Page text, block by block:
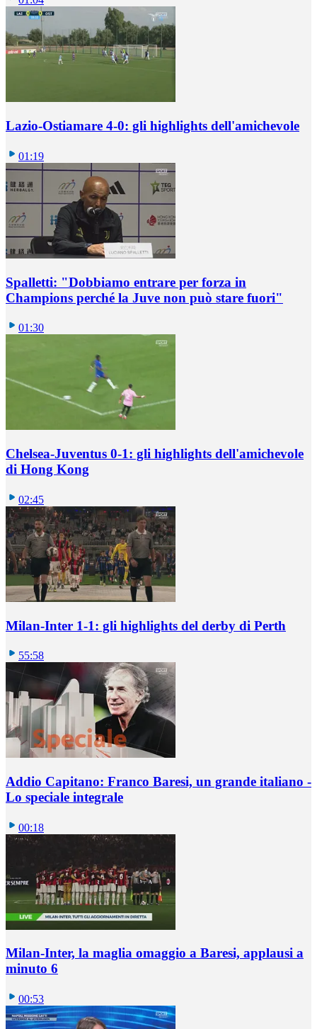
Lazio-Ostiamare 4-0: gli highlights dell'amichevole
01:19
Spalletti: "Dobbiamo entrare per forza in
Champions perché la Juve non può stare fuori"
01:30
Chelsea-Juventus 0-1: gli highlights dell'amichevole
di Hong Kong
02:45
Milan-Inter 1-1: gli highlights del derby di Perth
55:58
Addio Capitano: Franco Baresi, un grande italiano -
Lo speciale integrale
00:18
Milan-Inter, la maglia omaggio a Baresi, applausi a
minuto 6
00:53